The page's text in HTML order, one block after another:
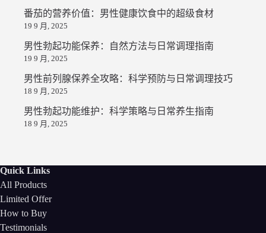
番茄的营养价值：男性健康饮食中的超级食材
19 9 月, 2025
男性勃起功能保养：自然方法与日常调理指南
19 9 月, 2025
男性前列腺保养全攻略：科学预防与日常调理技巧
18 9 月, 2025
男性勃起功能维护：科学策略与日常养生指南
18 9 月, 2025
Quick Links
All Products
Limited Offer
How to Buy
Testimonials